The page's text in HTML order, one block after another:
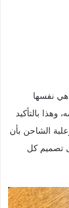
هي نفسها
بالتأكيد
الشاحن بأن
تصميم كل